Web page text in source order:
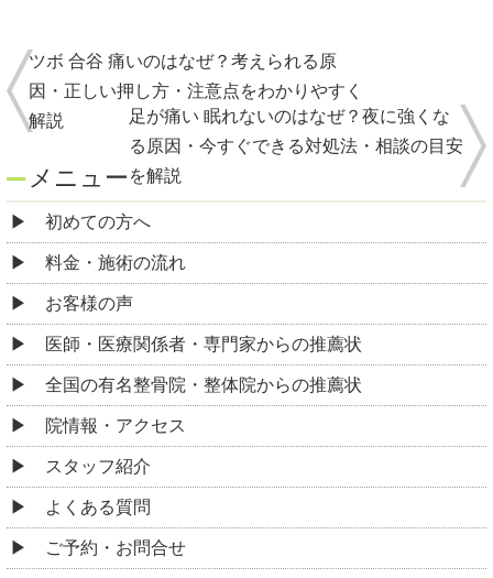
ツボ 合谷 痛いのはなぜ？考えられる原
因・正しい押し方・注意点をわかりやすく
解説
足が痛い 眠れないのはなぜ？夜に強くな
る原因・今すぐできる対処法・相談の目安
を解説
メニュー
初めての方へ
料金・施術の流れ
お客様の声
医師・医療関係者・専門家からの推薦状
全国の有名整骨院・整体院からの推薦状
院情報・アクセス
スタッフ紹介
よくある質問
ご予約・お問合せ